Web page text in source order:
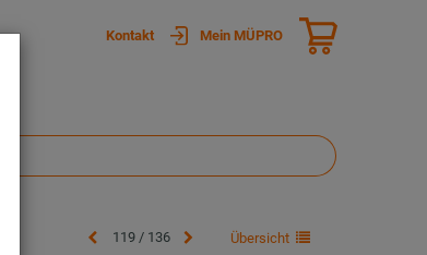
Kontakt Mein MÜPRO
119 / 136 Übersicht